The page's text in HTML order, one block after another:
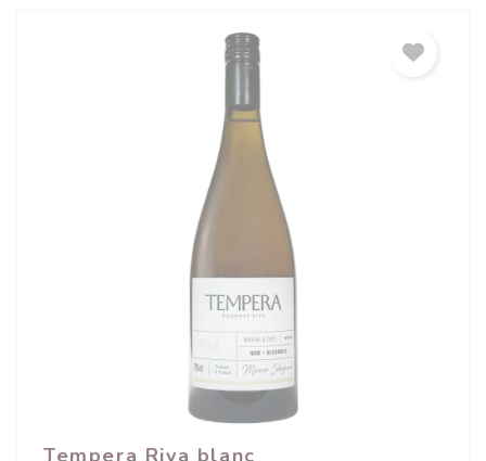
Tempera Riva blanc